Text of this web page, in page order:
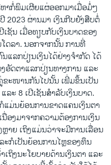
າກໍ່ພິມເຜີຍແຜ່ອອກມາເມື່ອມໍ່ໆ
2023 ຜ່ານມາ ເງິນກີບຍັງສືບຕໍ່
ຊັນ ເມື່ອທຽບກັບເງິນບາດຂອງ
ໂດລາ. ນອກຈາກນັ້ນ ການທີ່
ແລກປ່ຽນເງິນໄດ້ຢ່າງຈໍາກັດ ໄດ້
ອັດຕາແລກປ່ຽນທາງການ ແລະ
ະໜານກັນໄປນັ້ນ ເພີ່ມຂຶ້ນເປັນ
ລະ 8 ເປີເຊັນສໍາລັບເງິນບາດ.
ມ່ນຍ້ອນການຂາດແຄນເງິນຕາ
ອງມາຈາກຄວາມຕ້ອງການເງິນ
າຍ ເຖິງແມ່ນວ່າຈະມີການເລື່ອນ
ະກໍເປັນຍ້ອນການໄຫຼຂອງທຶນ
ເຖິງນະໂຍບາຍດ້ານເງິນຕາ ແລະ